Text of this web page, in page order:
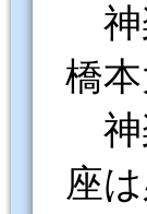
神
橋本
神
座